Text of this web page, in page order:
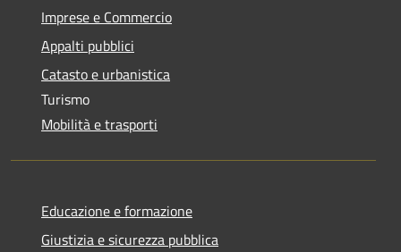
Imprese e Commercio
Appalti pubblici
Catasto e urbanistica
Turismo
Mobilità e trasporti
Educazione e formazione
Giustizia e sicurezza pubblica